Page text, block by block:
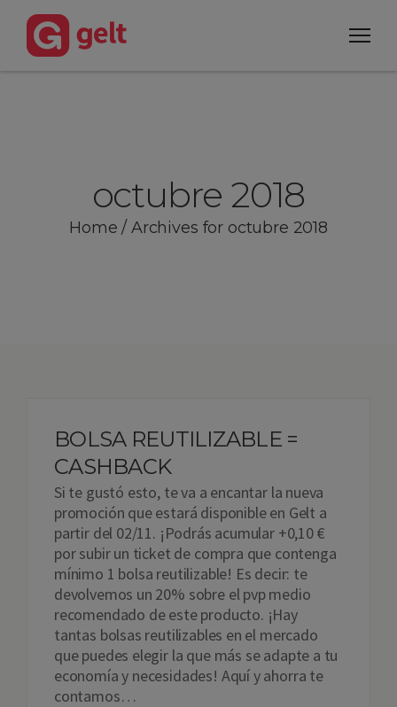
octubre 2018
Home / Archives for octubre 2018
BOLSA REUTILIZABLE =
CASHBACK
Si te gustó esto, te va a encantar la nueva
promoción que estará disponible en Gelt a
partir del 02/11. ¡Podrás acumular +0,10 €
por subir un ticket de compra que contenga
mínimo 1 bolsa reutilizable! Es decir: te
devolvemos un 20% sobre el pvp medio
recomendado de este producto. ¡Hay
tantas bolsas reutilizables en el mercado
que puedes elegir la que más se adapte a tu
economía y necesidades! Aquí y ahorra te
contamos…